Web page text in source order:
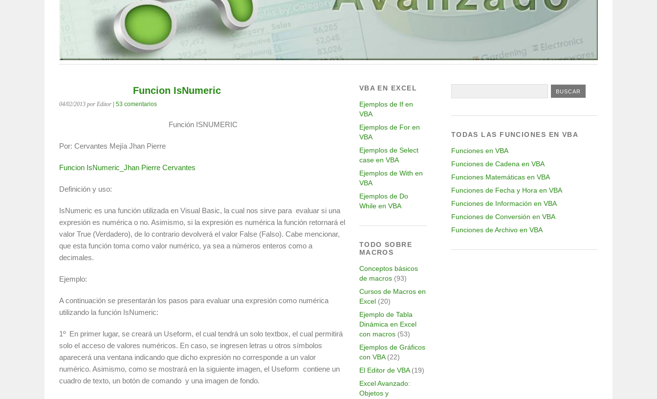
Funcion IsNumeric
04/02/2013 por Editor 53 comentarios
Función ISNUMERIC
Por: Cervantes Mejía Jhan Pierre
Funcion IsNumeric_Jhan Pierre Cervantes
Definición y uso:
IsNumeric es una función utilizada en Visual Basic, la cual nos sirve para evaluar si una
expresión es numérica o no. Asimismo, si la expresión es numérica la función retornará el
valor True (Verdadero), de lo contrario devolverá el valor False (Falso). Cabe mencionar,
que esta función toma como valor numérico, ya sea a números enteros como a
decimales.
Ejemplo:
A continuación se presentarán los pasos para evaluar una expresión como numérica
utilizando la función IsNumeric:
1º En primer lugar, se creará un Useform, el cual tendrá un solo textbox, el cual permitirá
solo el acceso de valores numéricos. En caso, se ingresen letras u otros símbolos
aparecerá una ventana indicando que dicho expresión no corresponde a un valor
numérico. Asimismo, como se mostrará en la siguiente imagen, el Useform contiene un
cuadro de texto, un botón de comando y una imagen de fondo.
VBA EN EXCEL
Ejemplos de If en
VBA
Ejemplos de For en
VBA
Ejemplos de Select
case en VBA
Ejemplos de With en
VBA
Ejemplos de Do
While en VBA
TODO SOBRE
MACROS
Conceptos básicos
de macros(93)
Cursos de Macros en
Excel(20)
Ejemplo de Tabla
Dinámica en Excel
con macros(53)
Ejemplos de Gráficos
con VBA(22)
El Editor de VBA(19)
Excel Avanzado:
Objetos y
TODAS LAS FUNCIONES EN VBA
Funciones en VBA
Funciones de Cadena en VBA
Funciones Matemáticas en VBA
Funciones de Fecha y Hora en VBA
Funciones de Información en VBA
Funciones de Conversión en VBA
Funciones de Archivo en VBA